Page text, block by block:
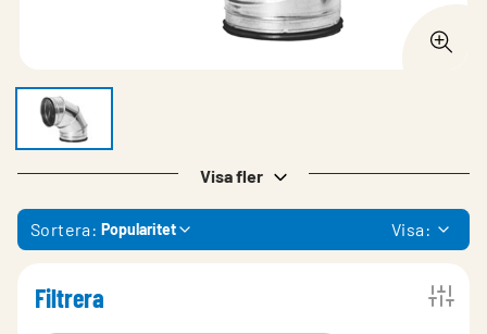
Visa fler
Sortera: Popularitet Visa:
Filtrera